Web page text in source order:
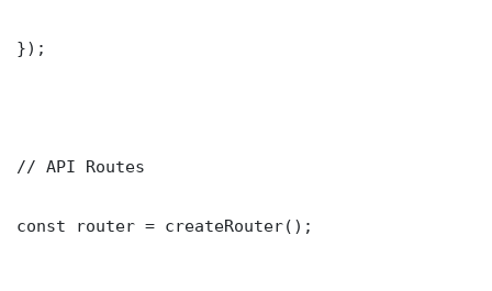
});
// API Routes
const router = createRouter();